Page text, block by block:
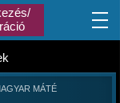
MÁTÉ